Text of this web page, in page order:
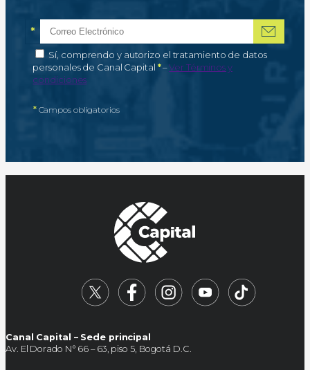
Correo electrónico
*Campo obligatorio
Autorización de tratamiento de datos personales
Sí, comprendo y autorizo el tratamiento de datos
personales de Canal Capital *–Campo obligatorio
Ver Términos y
condiciones
*Campos obligatorios
Canal Capital – Sede principal
Av. El Dorado N° 66 – 63, piso 5, Bogotá D.C.